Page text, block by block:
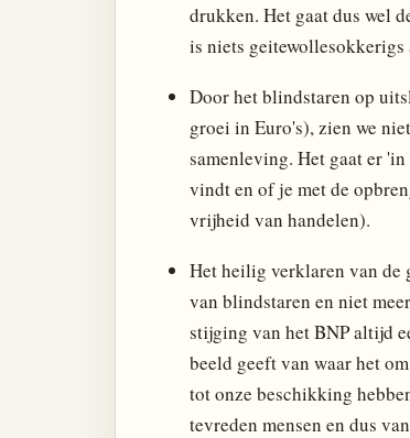
drukken. Het gaat dus wel
is niets geitewollesokkerigs
Door het blindstaren op
groei in Euro's), zien we
samenleving. Het gaat er
vindt en of je met de
vrijheid van handelen).
Het heilig verklaren van de
van blindstaren en niet
stijging van het BNP altijd
beeld geeft van waar het
tot onze beschikking
tevreden mensen en dus